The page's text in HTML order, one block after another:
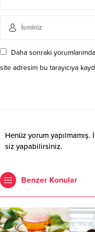
Daha sonraki
site adresim bu tarayıcıya
Henüz yorum yapılmamış.
siz yapabilirsiniz.
Benzer Konular